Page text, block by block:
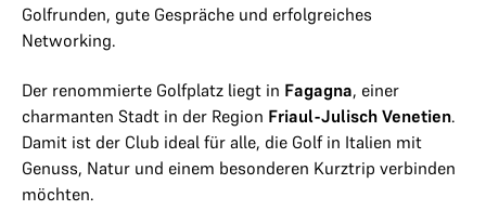
Golfrunden, gute Gespräche und erfolgreiches
Networking.
Der renommierte Golfplatz liegt in Fagagna, einer
charmanten Stadt in der Region Friaul-Julisch Venetien.
Damit ist der Club ideal für alle, die Golf in Italien mit
Genuss, Natur und einem besonderen Kurztrip verbinden
möchten.